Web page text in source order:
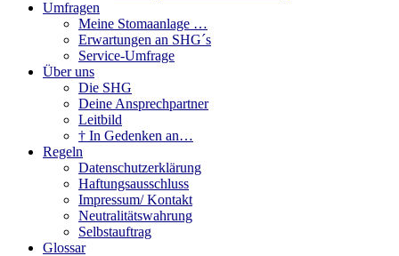
Umfragen
Meine Stomaanlage …
Erwartungen an SHG´s
Service-Umfrage
Über uns
Die SHG
Deine Ansprechpartner
Leitbild
† In Gedenken an…
Regeln
Datenschutzerklärung
Haftungsausschluss
Impressum/ Kontakt
Neutralitätswahrung
Selbstauftrag
Glossar